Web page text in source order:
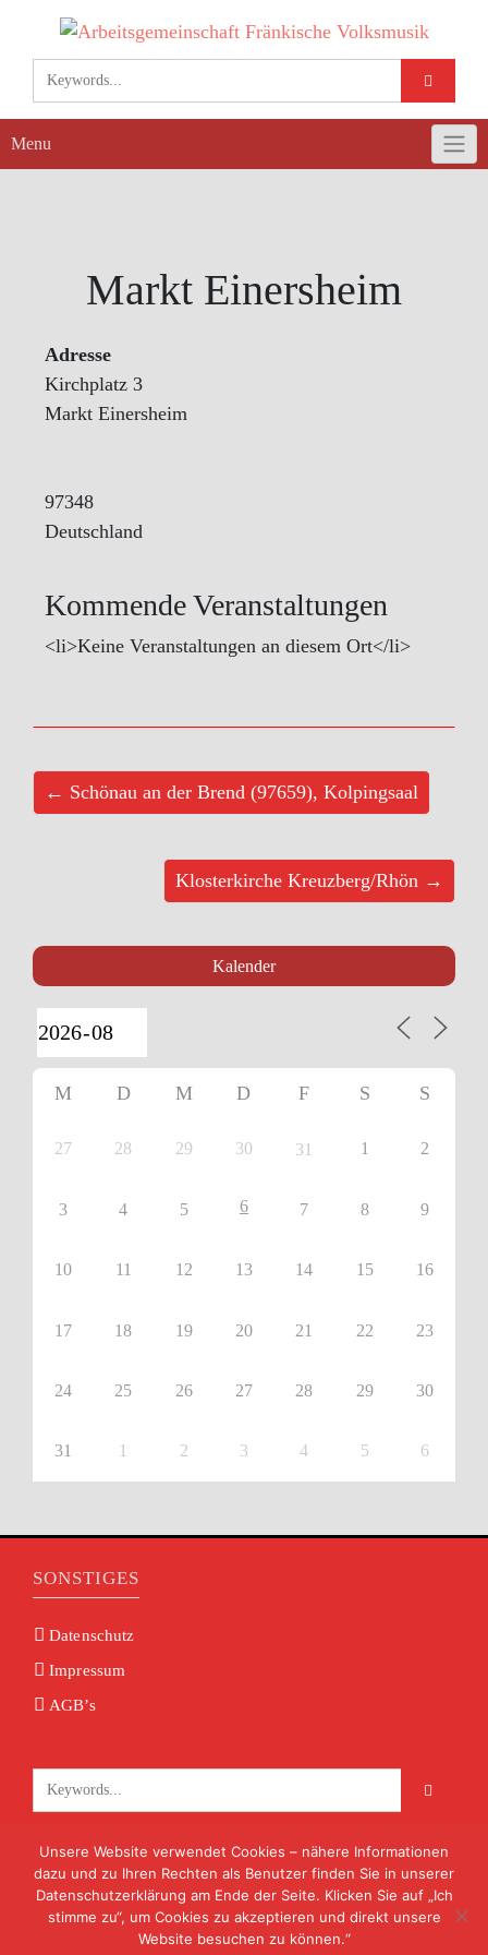
content
Menu
Markt Einersheim
Adresse
Kirchplatz 3
Markt Einersheim
97348
Deutschland
Kommende Veranstaltungen
<li>Keine Veranstaltungen an diesem Ort</li>
← Schönau an der Brend (97659), Kolpingsaal
Klosterkirche Kreuzberg/Rhön →
Kalender
M D M D F S S
27 28 29 30 31 1 2
3 4 5 6 7 8 9
10 11 12 13 14 15 16
17 18 19 20 21 22 23
24 25 26 27 28 29 30
31 1 2 3 4 5 6
SONSTIGES
Datenschutz
Impressum
AGB’s
KONTAKT
info@volksmusik-unterfranken.de
Unsere Website verwendet Cookies – nähere Informationen
dazu und zu Ihren Rechten als Benutzer finden Sie in unserer
Datenschutzerklärung am Ende der Seite. Klicken Sie auf „Ich
stimme zu“, um Cookies zu akzeptieren und direkt unsere
Website besuchen zu können.“